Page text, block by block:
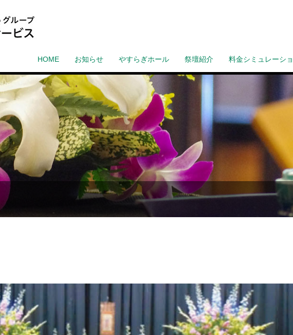
HOME お知らせ やすらぎホール 祭壇紹介 料金シミュレーシ